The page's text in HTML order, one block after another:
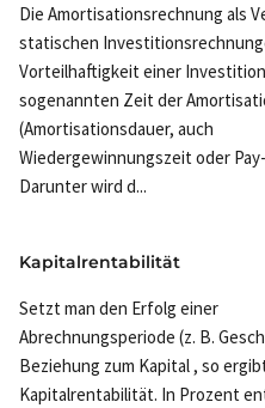
Die Amortisationsrechnung als
statischen
Vorteilhaftigkeit einer
sogenannten Zeit der
(Amortisationsdauer, auch
Wiedergewinnungszeit oder
Darunter wird d...
Kapitalrentabilität
Setzt man den Erfolg einer
Abrechnungsperiode (z. B.
Beziehung zum Kapital , so
Kapitalrentabilität. In Prozent